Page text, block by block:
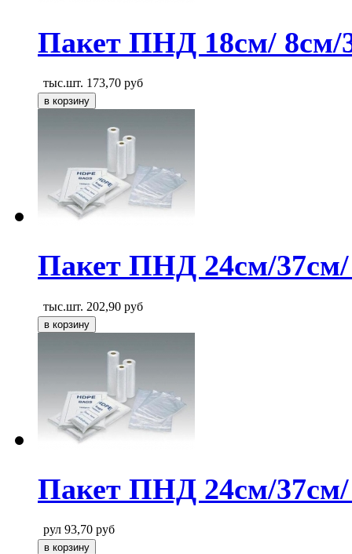
Пакет ПНД 18см/ 8см/
тыс.шт. 173,70 руб
Пакет ПНД 24см/
тыс.шт. 202,90 руб
Пакет ПНД 24см/37см/
рул 93,70 руб